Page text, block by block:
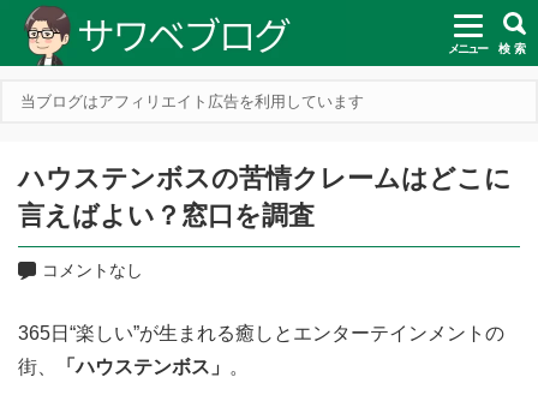
メニュー 検 索
当ブログはアフィリエイト広告を利用しています
ハウステンボスの苦情クレームはどこに
言えばよい？窓口を調査
コメントなし
365日“楽しい”が生まれる癒しとエンターテインメントの
街、
「ハウステンボス」 。